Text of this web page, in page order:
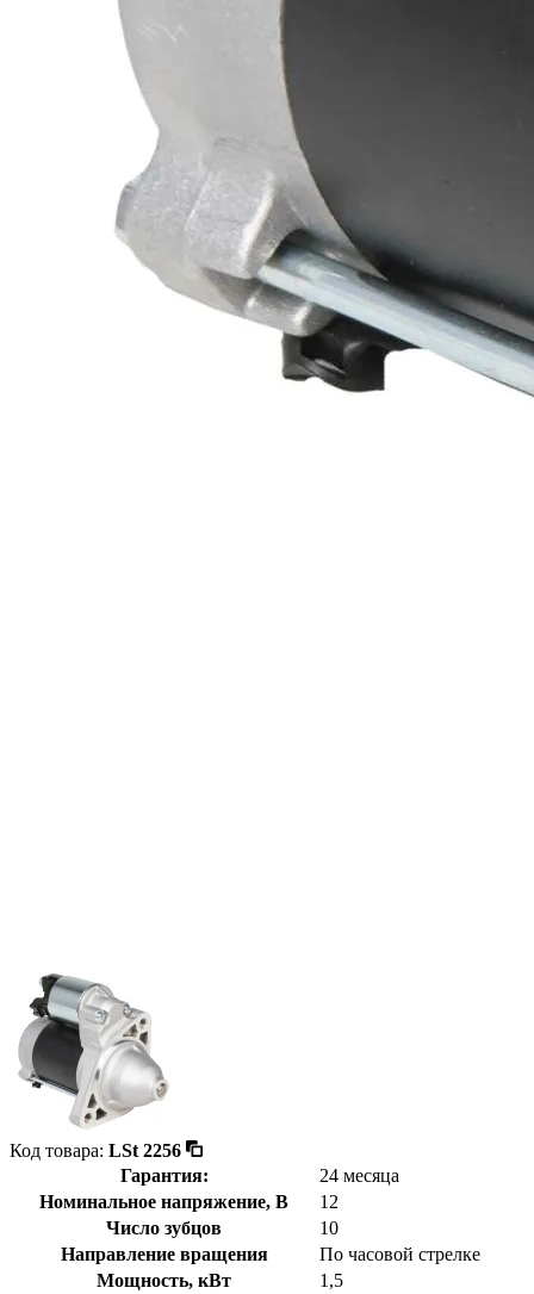
Код товара: LSt 2256
Гарантия:
24 месяца
Номинальное напряжение, В
12
Число зубцов
10
Направление вращения
По часовой стрелке
Мощность, кВт
1,5